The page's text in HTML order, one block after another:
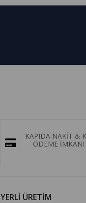
KAPIDA NAKİT &
ÖDEME İMKANI
YERLİ ÜRETİM